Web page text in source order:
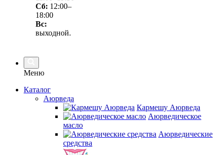
Сб: 12:00–
18:00
Вс:
выходной.
Меню
Каталог
Аюрведа
Кармешу Аюрведа
Аюрведическое
масло
Аюрведические
средства